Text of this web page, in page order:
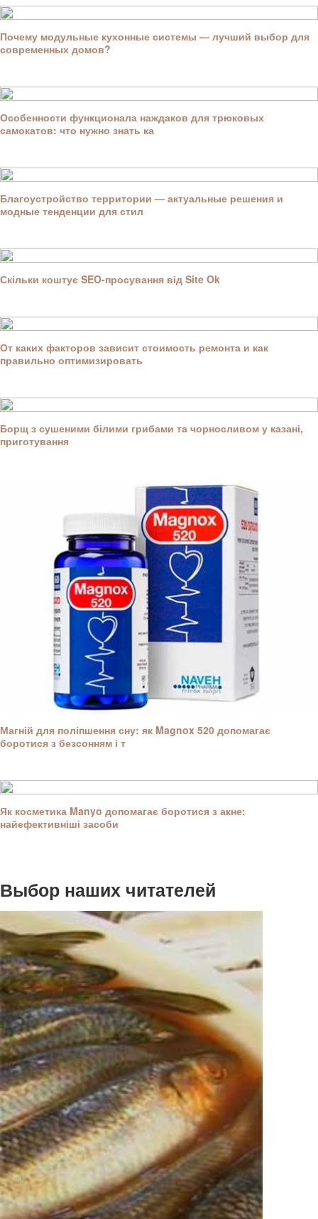
Почему модульные кухонные системы — лучший выбор для
современных домов?
Особенности функционала наждаков для трюковых
самокатов: что нужно знать ка
Благоустройство территории — актуальные решения и
модные тенденции для стил
Скільки коштує SEO-просування від Site Ok
От каких факторов зависит стоимость ремонта и как
правильно оптимизировать
Борщ з сушеними білими грибами та чорносливом у казані,
приготування
Магній для поліпшення сну: як Magnox 520 допомагає
боротися з безсонням і т
Як косметика Manyo допомагає боротися з акне:
найефективніші засоби
Выбор наших читателей